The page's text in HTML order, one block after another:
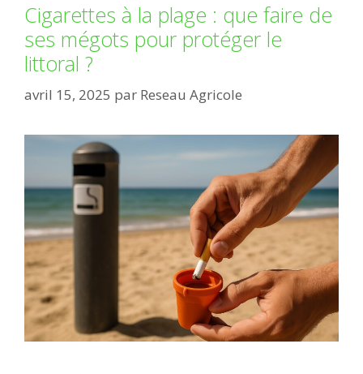
Cigarettes à la plage : que faire de
ses mégots pour protéger le
littoral ?
avril 15, 2025 par Reseau Agricole